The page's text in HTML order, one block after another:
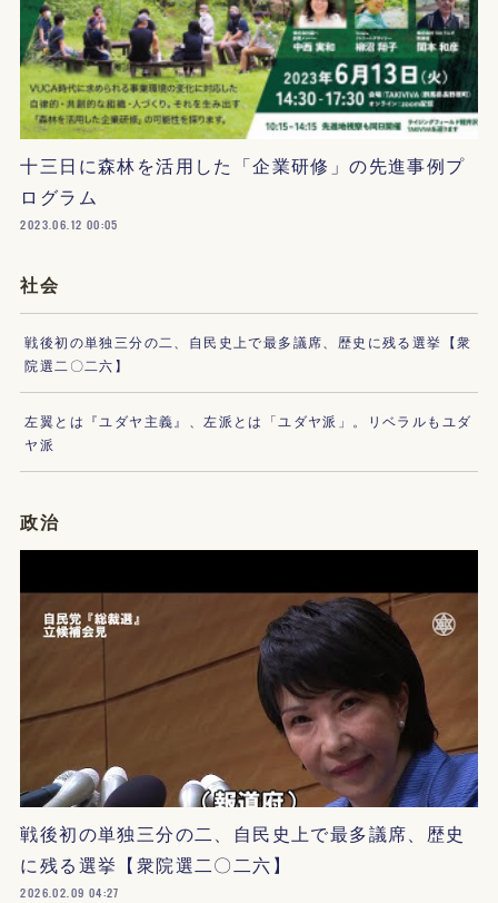
十三日に森林を活用した「企業研修」の先進事例プ
ログラム
2023.06.12 00:05
社会
戦後初の単独三分の二、自民史上で最多議席、歴史に残る選挙【衆
院選二〇二六】
左翼とは『ユダヤ主義』、左派とは「ユダヤ派」。リベラルもユダ
ヤ派
政治
戦後初の単独三分の二、自民史上で最多議席、歴史
に残る選挙【衆院選二〇二六】
2026.02.09 04:27